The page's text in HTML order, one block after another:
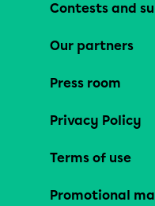
Contests and
Our partners
Press room
Privacy Policy
Terms of use
Promotional